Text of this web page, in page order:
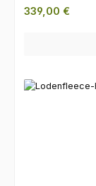
Regulärer Preis:
339,00 €